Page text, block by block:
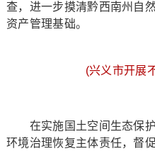
查，进一步摸清黔西南州自
资产管理基础。
(兴义市开展
在实施国土空间生态保护
环境治理恢复主体责任，督